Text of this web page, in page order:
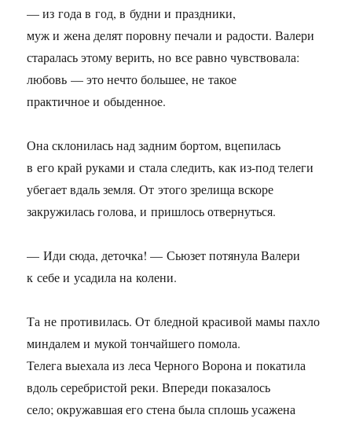
— из года в год, в будни и праздники,
муж и жена делят поровну печали и радости. Валери
старалась этому верить, но все равно чувствовала:
любовь — это нечто большее, не такое
практичное и обыденное.
Она склонилась над задним бортом, вцепилась
в его край руками и стала следить, как из-под телеги
убегает вдаль земля. От этого зрелища вскоре
закружилась голова, и пришлось отвернуться.
— Иди сюда, деточка! — Сьюзет потянула Валери
к себе и усадила на колени.
Та не противилась. От бледной красивой мамы пахло
миндалем и мукой тончайшего помола.
Телега выехала из леса Черного Ворона и покатила
вдоль серебристой реки. Впереди показалось
село; окружавшая его стена была сплошь усажена